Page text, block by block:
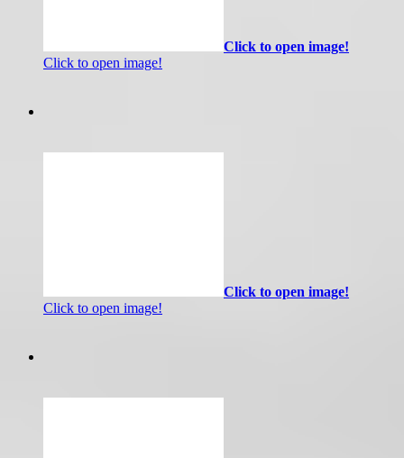
Click to open image!
Click to open image!
Click to open image!
Click to open image!